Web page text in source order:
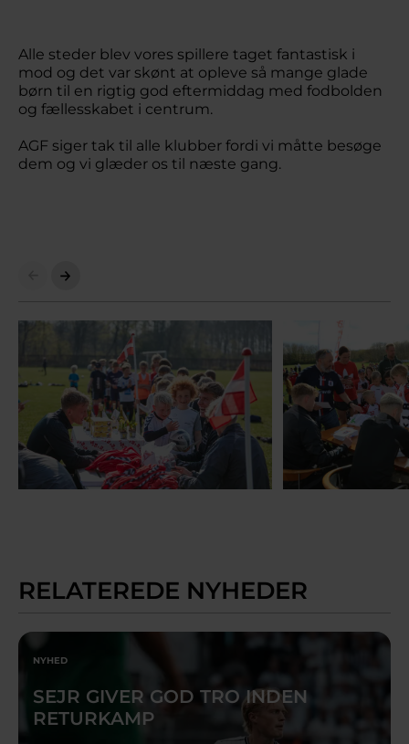
Alle steder blev vores spillere taget fantastisk i
mod og det var skønt at opleve så mange glade
børn til en rigtig god eftermiddag med fodbolden
og fællesskabet i centrum.
AGF siger tak til alle klubber fordi vi måtte besøge
dem og vi glæder os til næste gang.
RELATEREDE NYHEDER
NYHED
SEJR GIVER GOD TRO INDEN
RETURKAMP